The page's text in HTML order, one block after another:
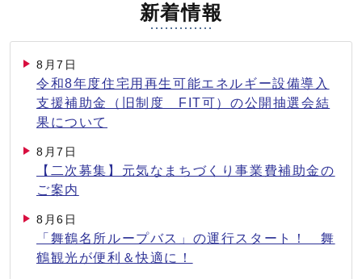
新着情報
8月7日
令和8年度住宅用再生可能エネルギー設備導入
支援補助金（旧制度 FIT可）の公開抽選会結
果について
8月7日
【二次募集】元気なまちづくり事業費補助金の
ご案内
8月6日
「舞鶴名所ループバス」の運行スタート！ 舞
鶴観光が便利＆快適に！